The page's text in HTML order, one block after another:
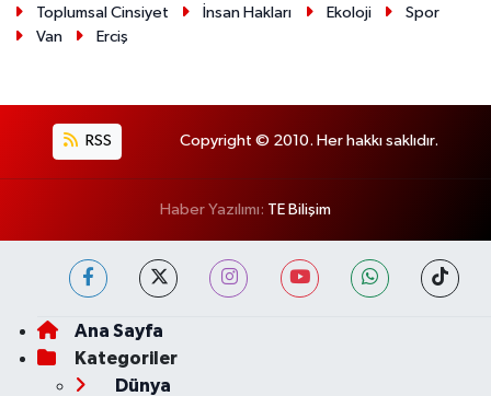
Toplumsal Cinsiyet
İnsan Hakları Ekoloji
Spor
Van
Erciş
RSS Copyright © 2010. Her hakkı saklıdır.
Haber Yazılımı: TE Bilişim
Ana Sayfa
Kategoriler
Dünya